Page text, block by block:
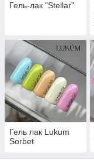
Гель-лак "Stellar"
Гель лак Lukum
Sorbet